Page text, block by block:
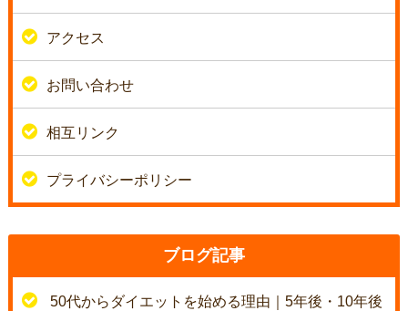
アクセス
お問い合わせ
相互リンク
プライバシーポリシー
ブログ記事
50代からダイエットを始める理由｜5年後・10年後